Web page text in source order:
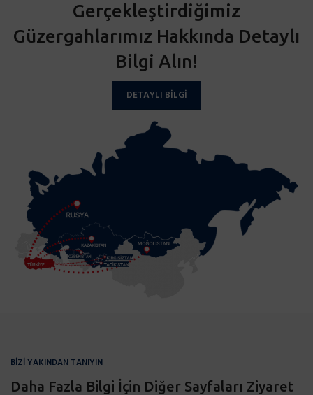
Gerçekleştirdiğimiz
Güzergahlarımız Hakkında Detaylı
Bilgi Alın!
DETAYLI BILGI
BİZİ YAKINDAN TANIYIN
Daha Fazla Bilgi İçin Diğer Sayfaları Ziyaret